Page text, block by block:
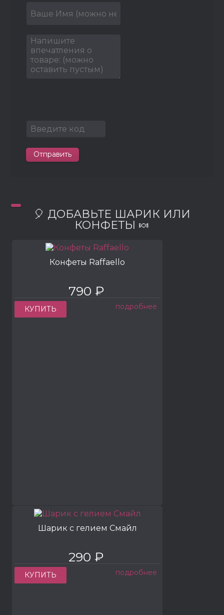
Отправить
🎈 ДОБАВЬТЕ ШАРИК ИЛИ
КОНФЕТЫ 🍬
Конфеты Raffaello
790 ₽
КУПИТЬ подробнее
Шарик с гелием Смайл
290 ₽
КУПИТЬ подробнее